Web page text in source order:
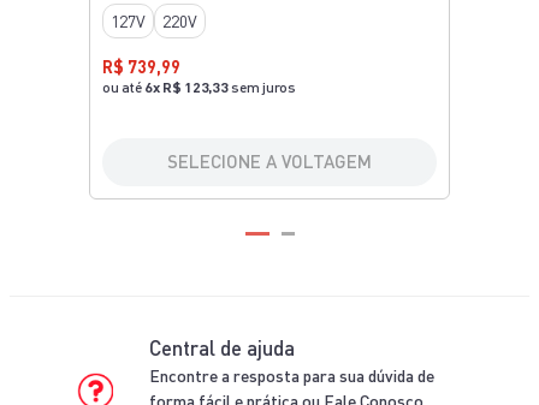
127V 220V
R$ 739,99
ou até 6x R$ 123,33 sem juros
SELECIONE A VOLTAGEM
Central de ajuda
Encontre a resposta para sua dúvida de